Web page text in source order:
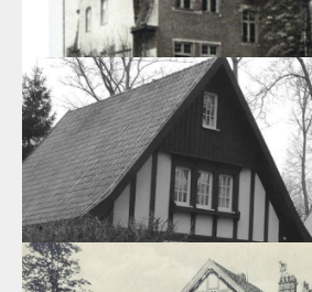
Дом, г.Светлогорск, ул.Маяковского
В 1911 году Общество благоустройства
архитектурный конкурс.
31.03.2020
Вилла «Хубертус», г.Светлогорск,
Существенная роль в создании
Георгенсвальде отводилась
вилл, пансионатов и гостиниц, но и